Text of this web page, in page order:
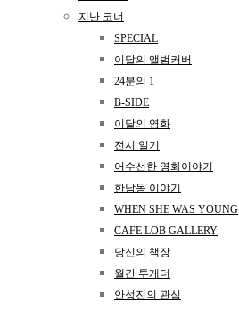
지난 코너
SPECIAL
이달의 앨범커버
24분의 1
B-SIDE
이달의 영화
전시 일기
어수선한 영화이야기
한남동 이야기
WHEN SHE WAS YOUNG
CAFE LOB GALLERY
당신의 책장
월간 투게더
안성진의 관심